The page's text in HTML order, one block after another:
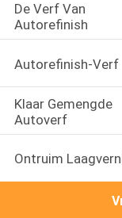
De Verf Van
Autorefinish
Autorefinish-Verf
Klaar Gemengde
Autoverf
Ontruim